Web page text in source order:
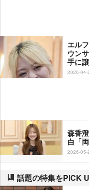
エル
ウン
手に
2026-04-
森香
白「
2026-05-
話題の特集をPICK